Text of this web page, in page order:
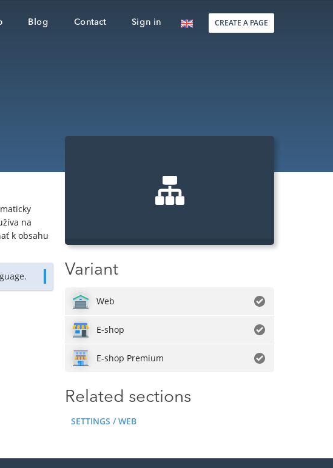
Blog Contact Sign in CREATE A PAGE
na
k obsahu
Variant
Web
E-shop
E-shop Premium
Related sections
SETTINGS / WEB